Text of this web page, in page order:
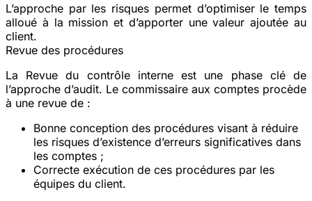
L’approche par les risques permet d’optimiser le temps
alloué à la mission et d’apporter une valeur ajoutée au
client.
Revue des procédures
La Revue du contrôle interne est une phase clé de
l’approche d’audit. Le commissaire aux comptes procède
à une revue de :
Bonne conception des procédures visant à réduire
les risques d’existence d’erreurs significatives dans
les comptes ;
Correcte exécution de ces procédures par les
équipes du client.